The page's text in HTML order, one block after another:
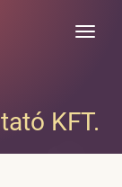
Toggle
KFT.